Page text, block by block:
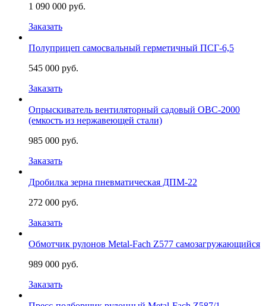
1 090 000 руб.
Заказать
Полуприцеп самосвальный герметичный ПСГ-6,5
545 000 руб.
Заказать
Опрыскиватель вентиляторный садовый ОВС-2000
(емкость из нержавеющей стали)
985 000 руб.
Заказать
Дробилка зерна пневматическая ДПМ-22
272 000 руб.
Заказать
Обмотчик рулонов Metal-Fach Z577 самозагружающийся
989 000 руб.
Заказать